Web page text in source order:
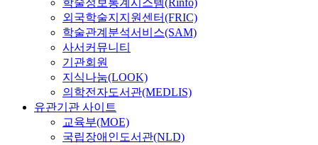
학술정보통계시스템(Rinfo)
외국학술지지원센터(FRIC)
학술관계분석서비스(SAM)
사서커뮤니티
기관회원
지식나눔(LOOK)
의학전자도서관(MEDLIS)
유관기관 사이트
교육부(MOE)
국립장애인도서관(NLD)